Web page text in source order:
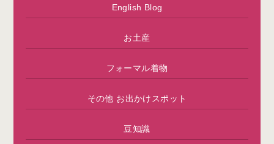
English Blog
お土産
フォーマル着物
その他 お出かけスポット
豆知識